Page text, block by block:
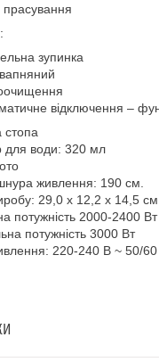
зупинка
відключення –
стопа
для води: 320 мл
живлення: 190 см.
29,0 х 12,2 х 14,5 см.
потужність 2000-2400 Вт
потужність 3000 Вт
220-240 В ~ 50/